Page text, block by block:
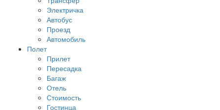
Электричка
Автобус
Проезд
Автомобиль
Полет
Прилет
Пересадка
Багаж
Отель
Стоимость
Гостинца